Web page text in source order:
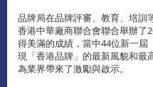
品牌局在品牌評審、教育、培訓
香港中華廠商聯合會聯合舉辦了
得美滿的成績，當中44位新一屆
現「香港品牌」的最新風貌和最
為業界帶來了激勵與啟示。